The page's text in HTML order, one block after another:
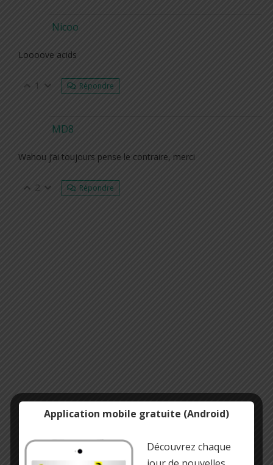
Nicoo
Loooove acids
1 Répondre
MD8
Wahou j’ai toujours pense le contraire, merci
2 Répondre
Application mobile gratuite (Android)
Découvrez chaque